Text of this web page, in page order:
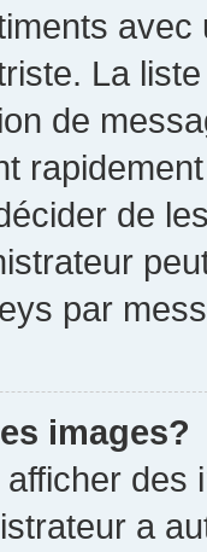
La
de
de
par
images?
a